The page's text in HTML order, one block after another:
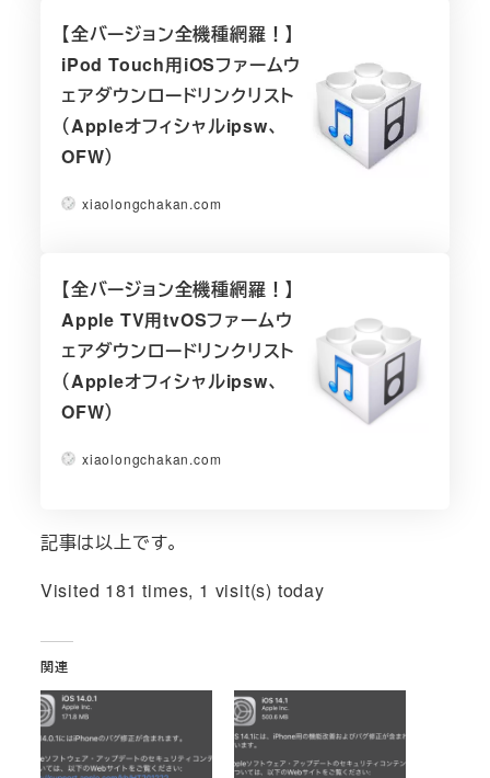
【全バージョン全機種網羅！】
iPod Touch用iOSファームウ
ェアダウンロードリンクリスト
（Appleオフィシャルipsw、
OFW）
xiaolongchakan.com
【全バージョン全機種網羅！】
Apple TV用tvOSファームウ
ェアダウンロードリンクリスト
（Appleオフィシャルipsw、
OFW）
xiaolongchakan.com
記事は以上です。
Visited 181 times, 1 visit(s) today
関連